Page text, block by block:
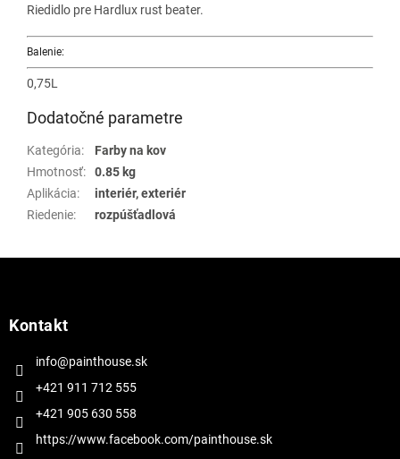
Riedidlo pre Hardlux rust beater.
Balenie:
0,75L
Dodatočné parametre
Kategória:
Farby na kov
Hmotnosť:
0.85 kg
Aplikácia:
interiér, exteriér
Riedenie: rozpúšťadlová
Kontakt
info@painthouse.sk
+421 911 712 555
+421 905 630 558
https://www.facebook.com/painthouse.sk